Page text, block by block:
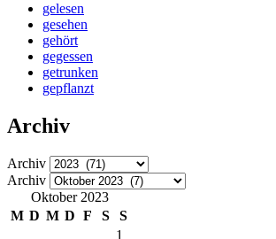
gelesen
gesehen
gehört
gegessen
getrunken
gepflanzt
Archiv
Archiv
Archiv
Oktober 2023
M D M D F S
S
1